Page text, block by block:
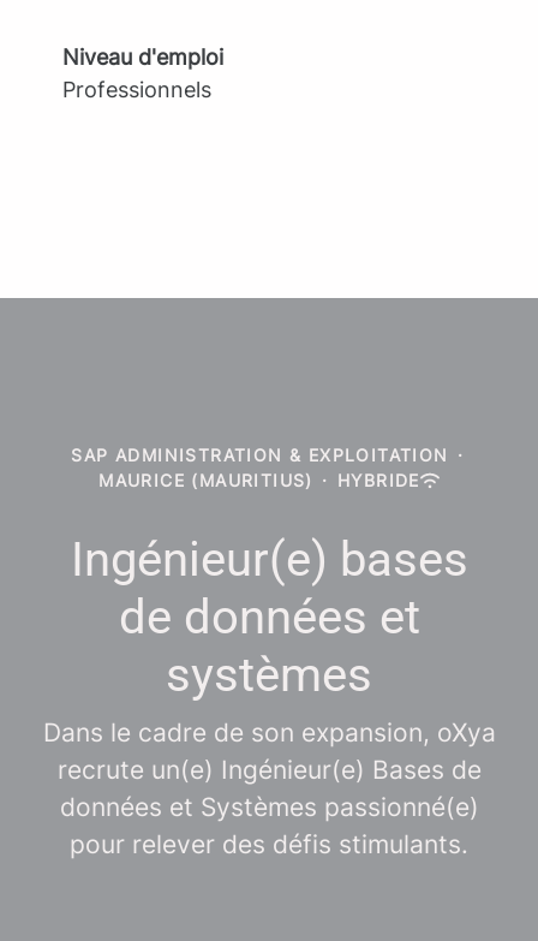
Niveau d'emploi
Professionnels
SAP ADMINISTRATION & EXPLOITATION
·
MAURICE (MAURITIUS)
· HYBRIDE
Ingénieur(e) bases
de données et
systèmes
Dans le cadre de son expansion, oXya
recrute un(e) Ingénieur(e) Bases de
données et Systèmes passionné(e)
pour relever des défis stimulants.